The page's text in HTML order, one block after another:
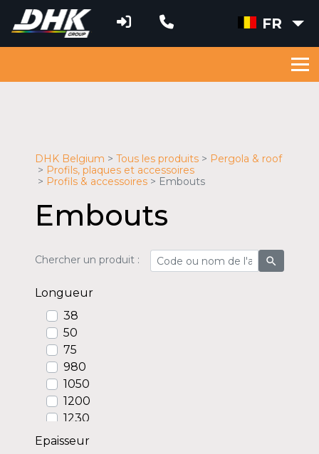
FR
DHK Belgium Tous les produits
Pergola & roof
Profils, plaques et accessoires
Profils & accessoires
Embouts
Embouts
Chercher un produit : search
Longueur
38
50
75
980
1050
1200
1230
2100
Epaisseur